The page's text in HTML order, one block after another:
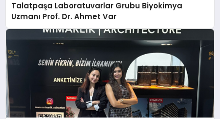
Talatpaşa Laboratuvarlar Grubu Biyokimya
Uzmanı Prof. Dr. Ahmet Var